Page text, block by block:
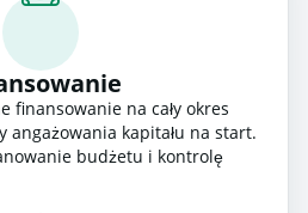
finansowanie na cały okres
angażowania kapitału na start.
budżetu i kontrolę